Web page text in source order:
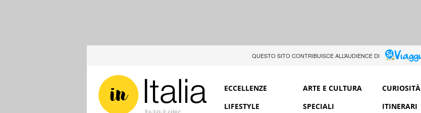
QUESTO SITO CONTRIBUISCE ALL’AUDIENCE DI
ECCELLENZE ARTE E CULTURA CURIOSITÀ
LIFESTYLE
SPECIALI ITINERARI